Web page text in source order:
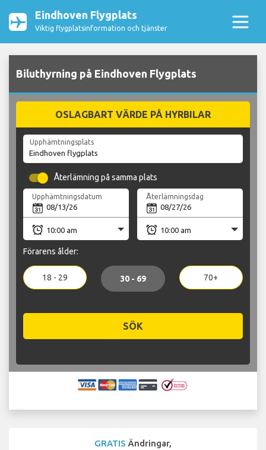
Eindhoven Flygplats
Viktig flygplatsinformation och tjänster
Biluthyrning på Eindhoven Flygplats
OSLAGBART VÄRDE PÅ HYRBILAR
Upphämtningsplats
Återlämning på samma plats
Upphämtningsdatum Återlämningsdag
Förarens ålder:
18 - 29 30 - 69 70+
SÖK
GRATIS Ändringar,